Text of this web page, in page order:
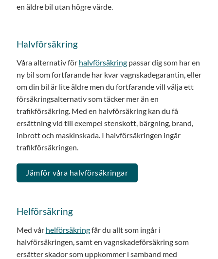
en äldre bil utan högre värde.
Halvförsäkring
Våra alternativ för halvförsäkringpassar dig som har en
ny bil som fortfarande har kvar vagnskadegarantin, eller
om din bil är lite äldre men du fortfarande vill välja ett
försäkringsalternativ som täcker mer än en
trafikförsäkring. Med en halvförsäkring kan du få
ersättning vid till exempel stenskott, bärgning, brand,
inbrott och maskinskada. I halvförsäkringen ingår
trafikförsäkringen.
Jämför våra halvförsäkringar
Helförsäkring
Med vår helförsäkringfår du allt som ingår i
halvförsäkringen, samt en vagnskadeförsäkring som
ersätter skador som uppkommer i samband med